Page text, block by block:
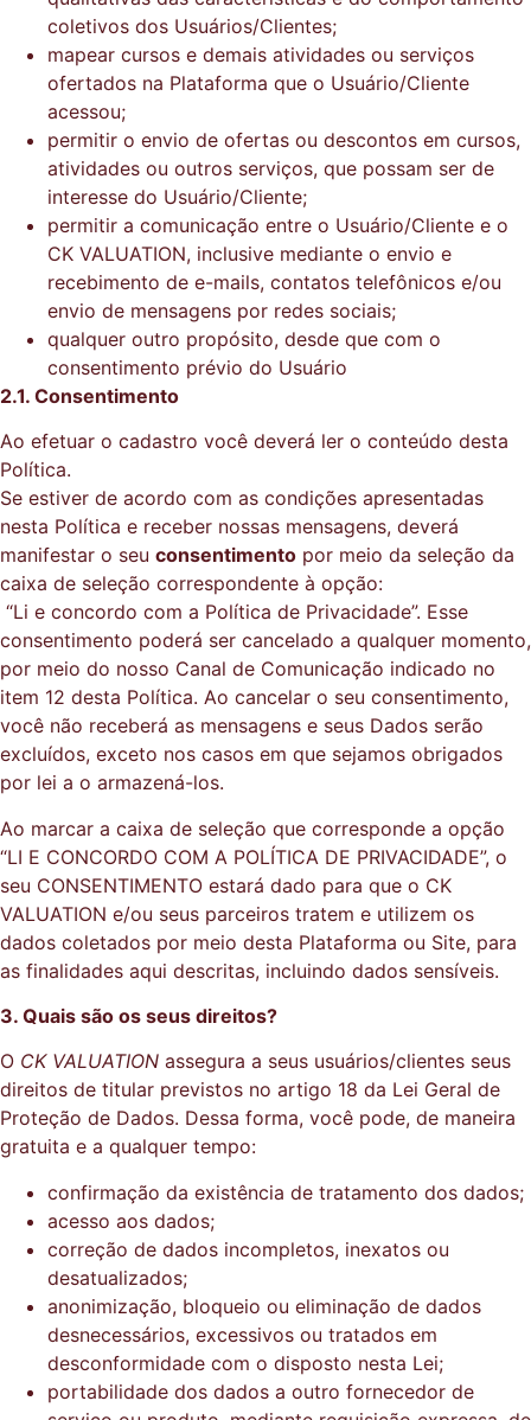
coletivos dos Usuários/Clientes;
mapear cursos e demais atividades ou serviços
ofertados na Plataforma que o Usuário/Cliente
acessou;
permitir o envio de ofertas ou descontos em cursos,
atividades ou outros serviços, que possam ser de
interesse do Usuário/Cliente;
permitir a comunicação entre o Usuário/Cliente e o
CK VALUATION, inclusive mediante o envio e
recebimento de e-mails, contatos telefônicos e/ou
envio de mensagens por redes sociais;
qualquer outro propósito, desde que com o
consentimento prévio do Usuário
2.1. Consentimento
Ao efetuar o cadastro você deverá ler o conteúdo desta
Política.
Se estiver de acordo com as condições apresentadas
nesta Política e receber nossas mensagens, deverá
manifestar o seu consentimento por meio da seleção da
caixa de seleção correspondente à opção:
“Li e concordo com a Política de Privacidade”. Esse
consentimento poderá ser cancelado a qualquer momento,
por meio do nosso Canal de Comunicação indicado no
item 12 desta Política. Ao cancelar o seu consentimento,
você não receberá as mensagens e seus Dados serão
excluídos, exceto nos casos em que sejamos obrigados
por lei a o armazená-los.
Ao marcar a caixa de seleção que corresponde a opção
“LI E CONCORDO COM A POLÍTICA DE PRIVACIDADE”, o
seu CONSENTIMENTO estará dado para que o CK
VALUATION e/ou seus parceiros tratem e utilizem os
dados coletados por meio desta Plataforma ou Site, para
as finalidades aqui descritas, incluindo dados sensíveis.
3. Quais são os seus direitos?
O CK VALUATION assegura a seus usuários/clientes seus
direitos de titular previstos no artigo 18 da Lei Geral de
Proteção de Dados. Dessa forma, você pode, de maneira
gratuita e a qualquer tempo:
confirmação da existência de tratamento dos dados;
acesso aos dados;
correção de dados incompletos, inexatos ou
desatualizados;
anonimização, bloqueio ou eliminação de dados
desnecessários, excessivos ou tratados em
desconformidade com o disposto nesta Lei;
portabilidade dos dados a outro fornecedor de